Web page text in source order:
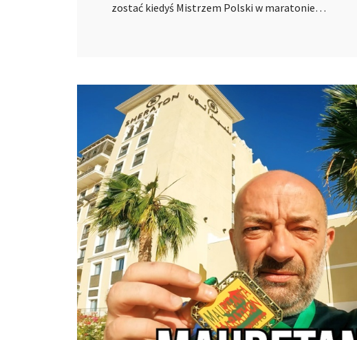
zostać kiedyś Mistrzem Polski w maratonie…